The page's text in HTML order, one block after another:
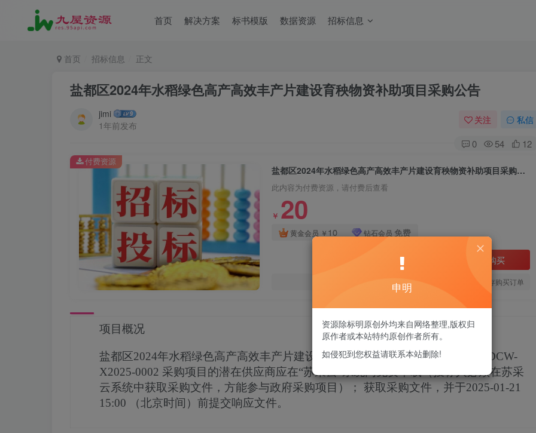
首页 解决方案 标书模版 数据资源 招标信息
首页 招标信息 正文
盐都区2024年水稻绿色高产高效丰产片建设育秧物资补助项目采购公告
jimi
1年前发布
关注 私信
0 54 12
盐都区2024年水稻绿色高产高效丰产片建设育秧物资补助项目采购公告
此内容为付费资源，请付费后查看
￥ 20
黄金会员 ￥ 10 钻石会员 免费
立即购买
您当前未登录！建议登陆后购买，可保存购买订单
付费资源
项目概况
盐都区2024年水稻绿色高产高效丰产片建设育秧物资补助项目 JSZC-320903-YDCW-
X2025-0002 采购项目的潜在供应商应在“苏采云”系统内免费下载（投标人必须在苏采
云系统中获取采购文件，方能参与政府采购项目）；
获取采购文件，并于2025-01-21
15:00 （北京时间）前提交响应文件。
申明
资源除标明原创外均来自网络整理,版权归
原作者或本站特约原创作者所有。
如侵犯到您权益请联系本站删除!